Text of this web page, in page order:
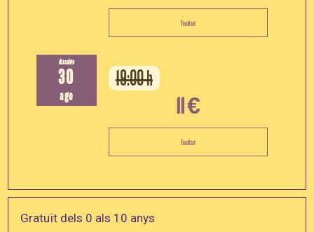
Finalitzat
dissabte
30
ago
19:00 h
11 €
Finalitzat
Gratuït dels 0 als 10 anys